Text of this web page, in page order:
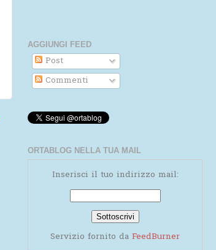
AGGIUNGI FEED
Post
Commenti
ORTABLOG NELLA TUA MAIL
Inserisci il tuo indirizzo mail:
Servizio fornito da FeedBurner